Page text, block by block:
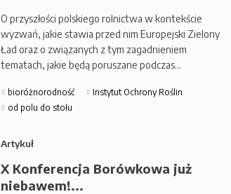
O przyszłości polskiego rolnictwa w kontekście
wyzwań, jakie stawia przed nim Europejski Zielony
Ład oraz o związanych z tym zagadnieniem
tematach, jakie będą poruszane podczas…
bioróżnorodność
Instytut Ochrony Roślin
od polu do stołu
Artykuł
X Konferencja Borówkowa już
niebawem!...